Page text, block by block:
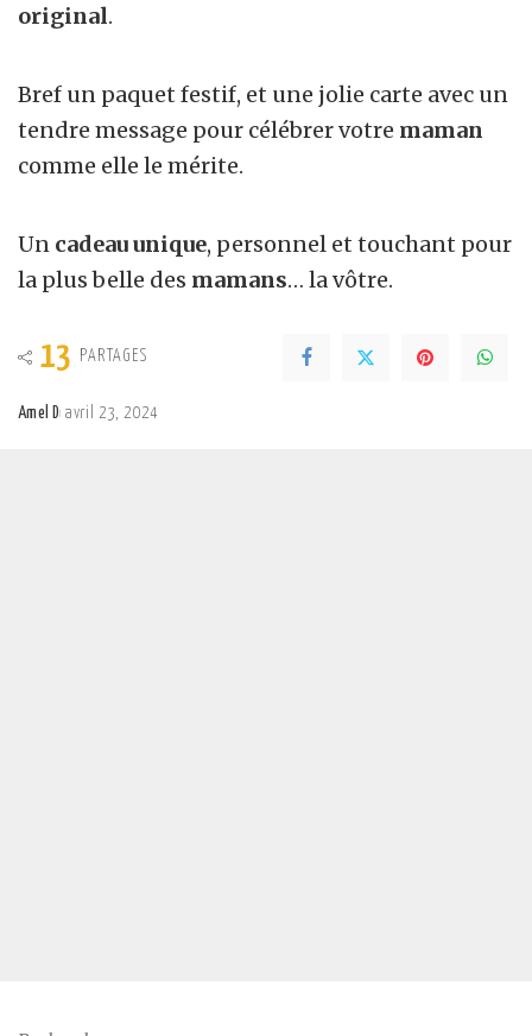
original.
Bref un paquet festif, et une jolie carte avec un
tendre message pour célébrer votre maman
comme elle le mérite.
Un cadeau unique, personnel et touchant pour
la plus belle des mamans… la vôtre.
13 PARTAGES
Amel D avril 23, 2024